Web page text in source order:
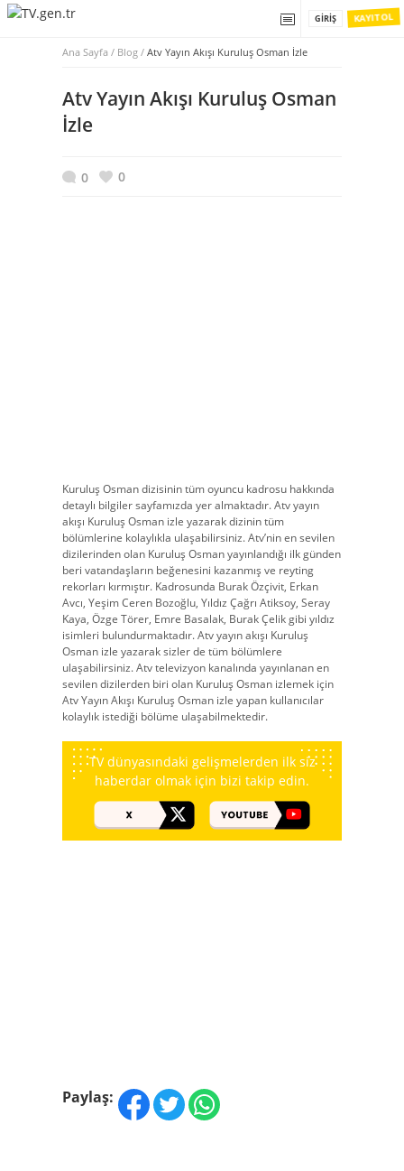
KAYIT OL
GIRIŞ
Ana Sayfa / Blog / Atv Yayın Akışı Kuruluş Osman İzle
Atv Yayın Akışı Kuruluş Osman
İzle
0 0
Kuruluş Osman dizisinin tüm oyuncu kadrosu hakkında
detaylı bilgiler sayfamızda yer almaktadır. Atv yayın
akışı Kuruluş Osman izle yazarak dizinin tüm
bölümlerine kolaylıkla ulaşabilirsiniz. Atv’nin en sevilen
dizilerinden olan Kuruluş Osman yayınlandığı ilk günden
beri vatandaşların beğenesini kazanmış ve reyting
rekorları kırmıştır. Kadrosunda Burak Özçivit, Erkan
Avcı, Yeşim Ceren Bozoğlu, Yıldız Çağrı Atiksoy, Seray
Kaya, Özge Törer, Emre Basalak, Burak Çelik gibi yıldız
isimleri bulundurmaktadır. Atv yayın akışı Kuruluş
Osman izle yazarak sizler de tüm bölümlere
ulaşabilirsiniz. Atv televizyon kanalında yayınlanan en
sevilen dizilerden biri olan Kuruluş Osman izlemek için
Atv Yayın Akışı Kuruluş Osman izle yapan kullanıcılar
kolaylık istediği bölüme ulaşabilmektedir.
TV dünyasındaki gelişmelerden ilk siz
haberdar olmak için bizi takip edin.
Paylaş: